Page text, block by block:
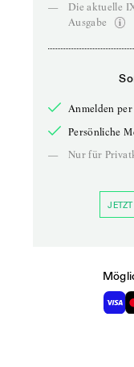
—
Die aktuelle
Ausgabe
Anmelden
Persönliche
—
Nur für